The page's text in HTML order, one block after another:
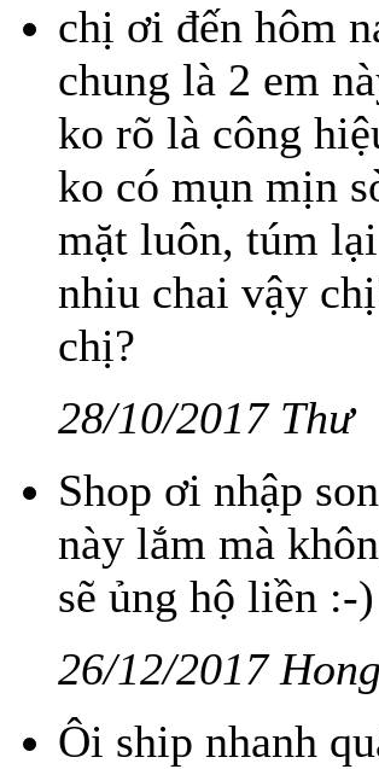
chị ơi đến hôm
chung là 2 em
ko rõ là công
ko có mụn mịn
mặt luôn, túm
nhiu chai vậy
chị?
28/10/2017 Thư
Shop ơi nhập
này lắm mà
sẽ ủng hộ liền :-)
26/12/2017
Ôi ship nhanh